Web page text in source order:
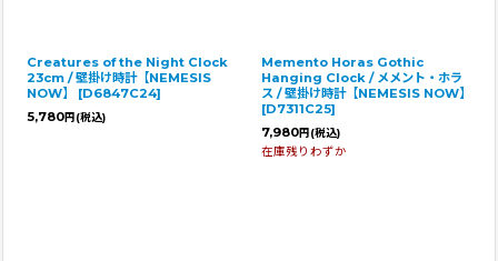
Creatures of the Night Clock
23cm / 壁掛け時計【NEMESIS
NOW】
[D6847C24]
5,780円 (税込)
Memento Horas Gothic
Hanging Clock / メメント・ホラ
ス / 壁掛け時計【NEMESIS NOW】
[D7311C25]
7,980円 (税込)
在庫残りわずか